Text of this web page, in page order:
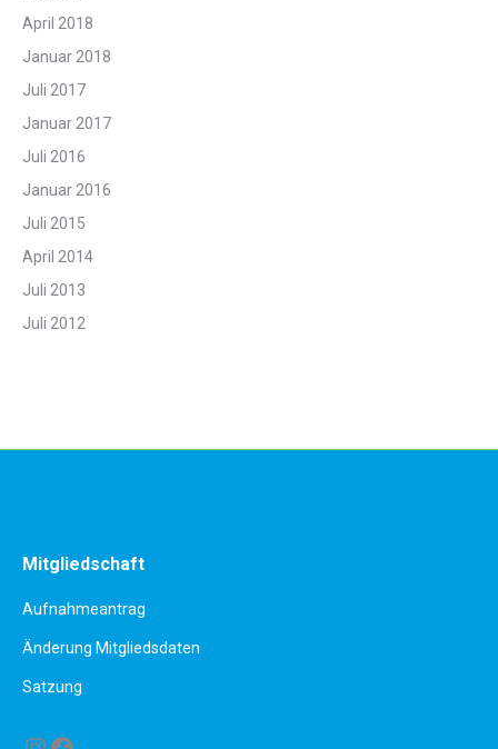
April 2018
Januar 2018
Juli 2017
Januar 2017
Juli 2016
Januar 2016
Juli 2015
April 2014
Juli 2013
Juli 2012
Mitgliedschaft
Aufnahmeantrag
Änderung Mitgliedsdaten
Satzung